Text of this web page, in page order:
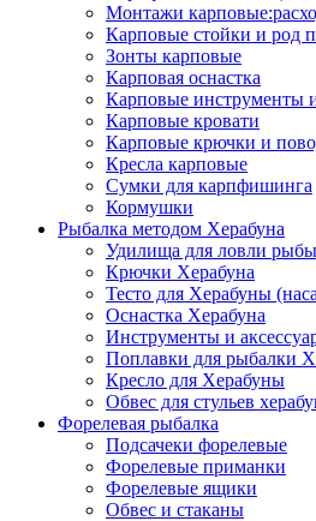
Монтажи
Карповые стойки и род
Зонты карповые
Карповая оснастка
Карповые инструменты
Карповые кровати
Карповые крючки и
Кресла карповые
Сумки для карпфишинга
Кормушки
Рыбалка методом Херабуна
Удилища для ловли
Крючки Херабуна
Тесто для Херабуны
Оснастка Херабуна
Инструменты и
Поплавки для рыбалки
Кресло для Херабуны
Обвес для стульев
Форелевая рыбалка
Подсачеки форелевые
Форелевые приманки
Форелевые ящики
Обвес и стаканы